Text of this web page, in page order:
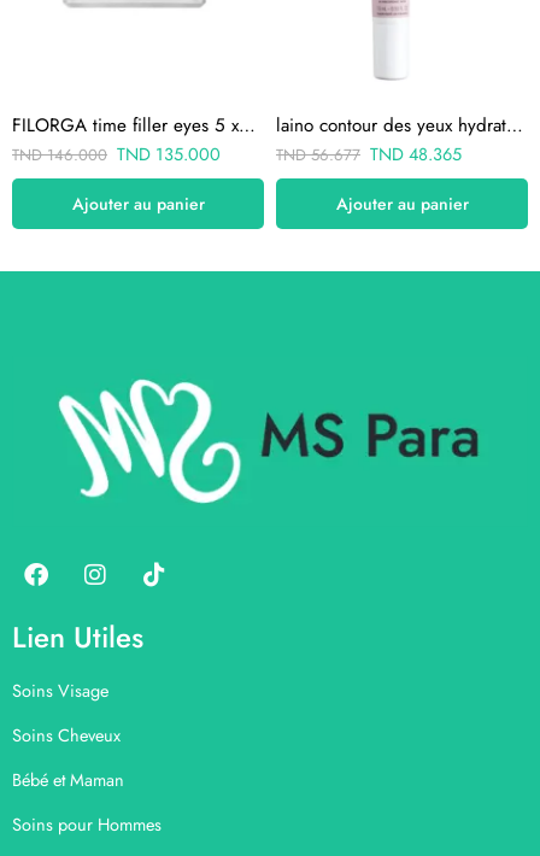
FILORGA time filler eyes 5 xp CREME YEUX 15ml
TND146.000 TND 135.000
Ajouter au panier
laino contour des yeux hydratant 15ml
TND56.677 TND48.365
Ajouter au panier
Lien Utiles
Soins Visage
Soins Cheveux
Bébé et Maman
Soins pour Hommes